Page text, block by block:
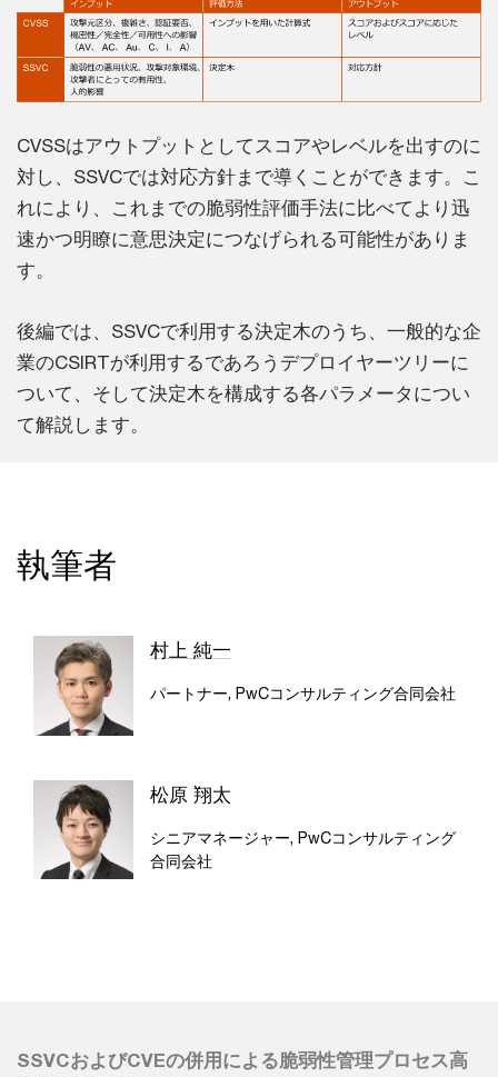
CVSSはアウトプットとしてスコアやレベルを出すのに
対し、SSVCでは対応方針まで導くことができます。こ
れにより、これまでの脆弱性評価手法に比べてより迅
速かつ明瞭に意思決定につなげられる可能性がありま
す。
後編では、SSVCで利用する決定木のうち、一般的な企
業のCSIRTが利用するであろうデプロイヤーツリーに
ついて、そして決定木を構成する各パラメータについ
て解説します。
執筆者
村上 純一
パートナー, PwCコンサルティング合同会社
松原 翔太
シニアマネージャー, PwCコンサルティング
合同会社
SSVCおよびCVEの併用による脆弱性管理プロセス高